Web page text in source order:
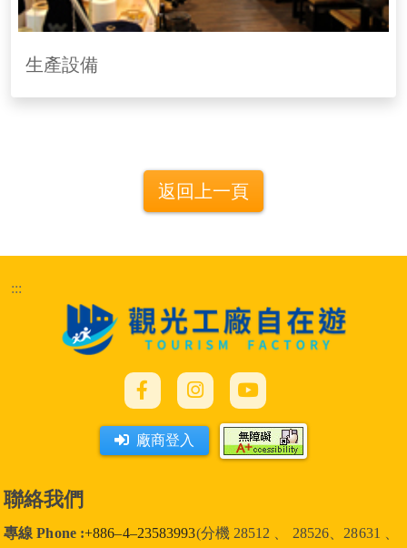
生產設備
返回上一頁
:::
廠商登入
聯絡我們
專線 Phone :+886–4–23583993(分機 28512 、 28526、28631 、